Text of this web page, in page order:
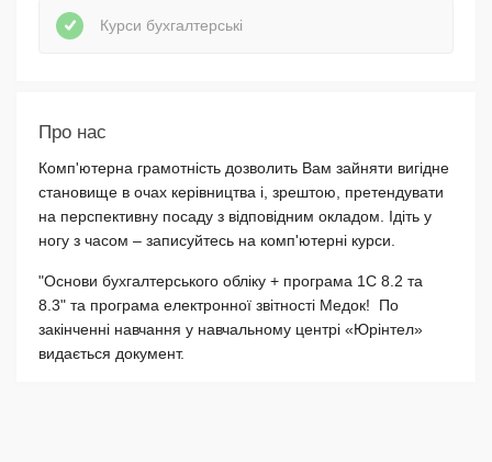
Курси бухгалтерські
Про нас
Комп'ютерна грамотність дозволить Вам зайняти вигідне
становище в очах керівництва і, зрештою, претендувати
на перспективну посаду з відповідним окладом. Ідіть у
ногу з часом – записуйтесь на комп'ютерні курси.
"Основи бухгалтерського обліку + програма 1С 8.2 та
8.3" та програма електронної звітності Медок! По
закінченні навчання у навчальному центрі «Юрінтел»
видається документ.